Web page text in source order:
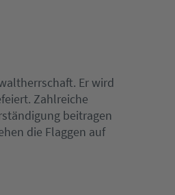
Er wird
Zahlreiche
beitragen
die Flaggen auf